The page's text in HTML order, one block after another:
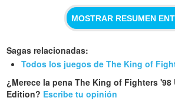
MOSTRAR RESUMEN
Sagas relacionadas:
Todos los juegos de The King of
¿Merece la pena The King of Fighters
Edition? Escribe tu opinión